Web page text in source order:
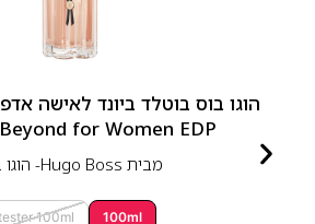
Bottled Beyond for Women EDP
מבית Hugo Boss- הוגו בוס
100ml
tester 100ml